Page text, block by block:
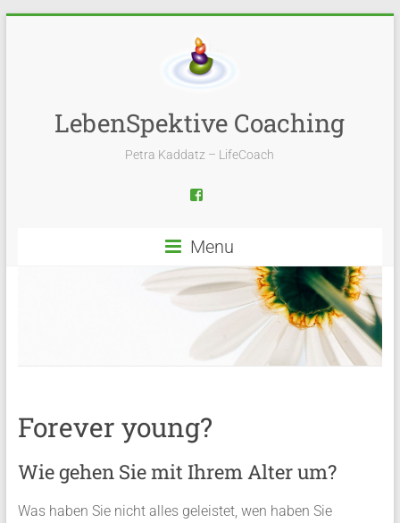
LebenSpektive Coaching
Petra Kaddatz – LifeCoach
Menu
Forever young?
Wie gehen Sie mit Ihrem Alter um?
Was haben Sie nicht alles geleistet, wen haben Sie